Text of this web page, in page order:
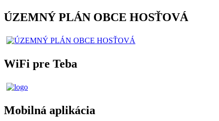
ÚZEMNÝ PLÁN OBCE HOSŤOVÁ
WiFi pre Teba
Mobilná aplikácia